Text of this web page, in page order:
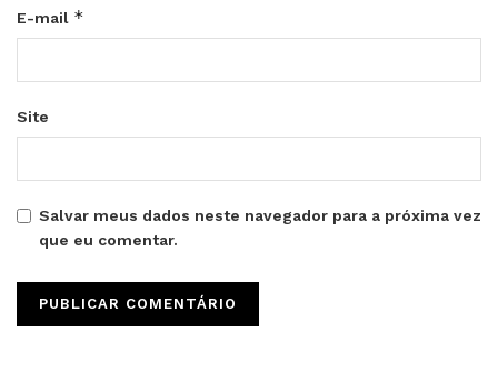
E-mail *
Site
Salvar meus dados neste navegador para a próxima vez
que eu comentar.